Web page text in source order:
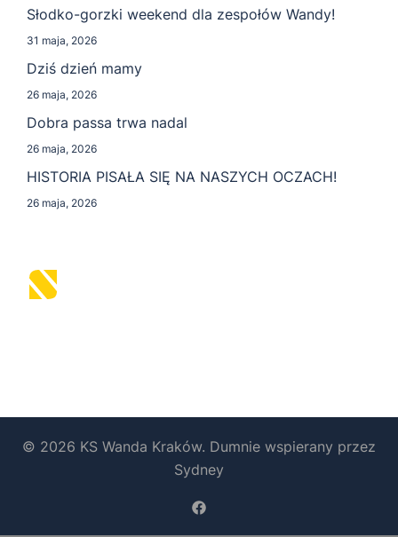
Słodko-gorzki weekend dla zespołów Wandy!
31 maja, 2026
Dziś dzień mamy
26 maja, 2026
Dobra passa trwa nadal
26 maja, 2026
HISTORIA PISAŁA SIĘ NA NASZYCH OCZACH!
26 maja, 2026
© 2026 KS Wanda Kraków. Dumnie wspierany przez
Sydney
https://www.facebook.com/